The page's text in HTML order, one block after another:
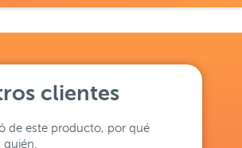
clientes
de este producto, por qué